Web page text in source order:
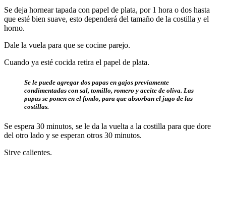
Se deja hornear tapada con papel de plata, por 1 hora o dos hasta
que esté bien suave, esto dependerá del tamaño de la costilla y el
horno.
Dale la vuela para que se cocine parejo.
Cuando ya esté cocida retira el papel de plata.
Se le puede agregar dos papas en gajos previamente
condimentadas con sal, tomillo, romero y aceite de oliva. Las
papas se ponen en el fondo, para que absorban el jugo de las
costillas.
Se espera 30 minutos, se le da la vuelta a la costilla para que dore
del otro lado y se esperan otros 30 minutos.
Sirve calientes.